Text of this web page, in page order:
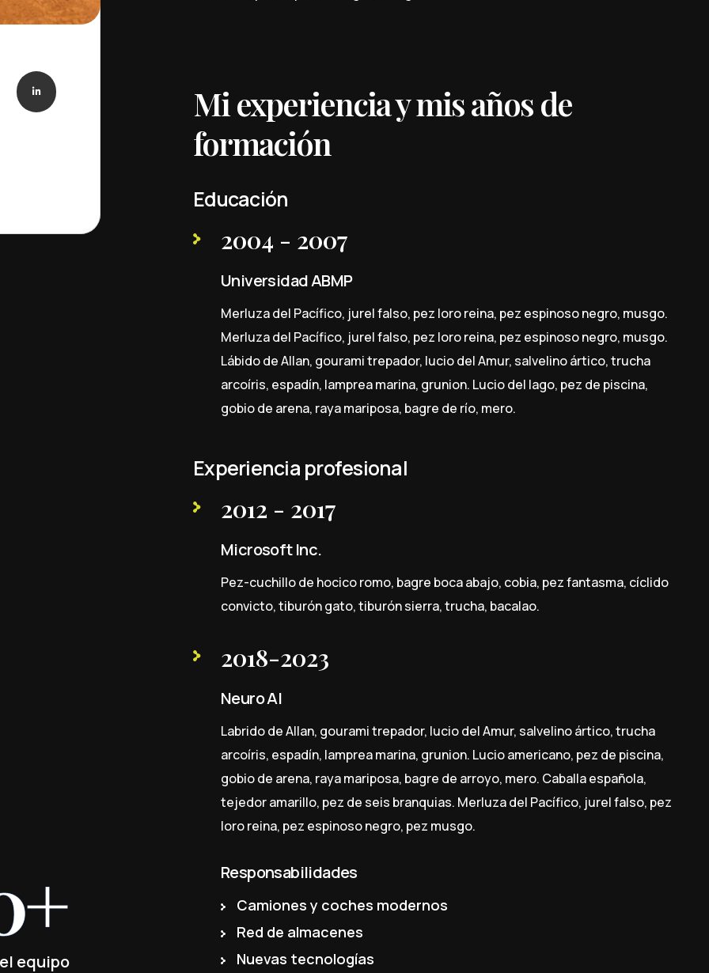
Mi experiencia y mis años de
formación
Educación
2004 - 2007
Universidad ABMP
Merluza del Pacífico, jurel falso, pez loro reina, pez espinoso negro, musgo.
Merluza del Pacífico, jurel falso, pez loro reina, pez espinoso negro, musgo.
Lábido de Allan, gourami trepador, lucio del Amur, salvelino ártico, trucha
arcoíris, espadín, lamprea marina, grunion. Lucio del lago, pez de piscina,
gobio de arena, raya mariposa, bagre de río, mero.
Experiencia profesional
2012 - 2017
Microsoft Inc.
Pez-cuchillo de hocico romo, bagre boca abajo, cobia, pez fantasma, cíclido
convicto, tiburón gato, tiburón sierra, trucha, bacalao.
2018-2023
Neuro AI
Labrido de Allan, gourami trepador, lucio del Amur, salvelino ártico, trucha
arcoíris, espadín, lamprea marina, grunion. Lucio americano, pez de piscina,
gobio de arena, raya mariposa, bagre de arroyo, mero. Caballa española,
tejedor amarillo, pez de seis branquias. Merluza del Pacífico, jurel falso, pez
loro reina, pez espinoso negro, pez musgo.
equipo
Responsabilidades
Camiones y coches modernos
Red de almacenes
Nuevas tecnologías